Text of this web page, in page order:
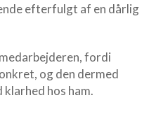
efterfulgt af en dårlig
fordi
og den dermed
hos ham.